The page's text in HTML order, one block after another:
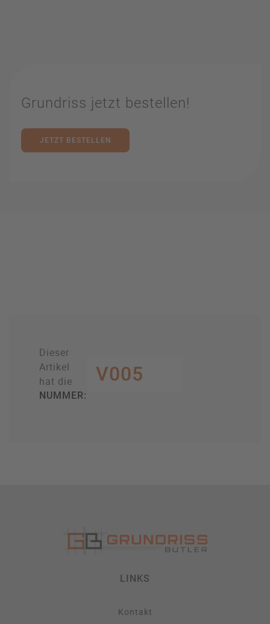
Grundriss jetzt bestellen!
JETZT BESTELLEN
Dieser
Artikel
hat die
NUMMER:
V005
LINKS
Kontakt